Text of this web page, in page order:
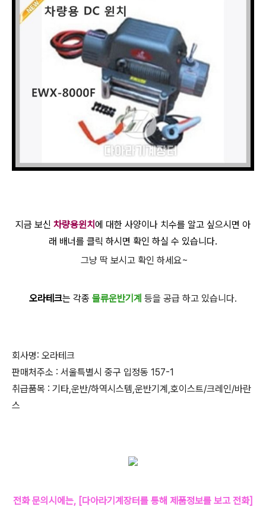
지금 보신 차량용윈치에 대한 사양이나 치수를 알고 싶으시면 아
래 배너를 클릭 하시면 확인 하실 수 있습니다.
그냥 딱 보시고 확인 하세요~
오라테크는 각종 물류운반기계 등을 공급 하고 있습니다.
회사명: 오라테크
판매처주소 : 서울특별시 중구 입정동 157-1
취급품목 : 기타,운반/하역시스템,운반기계,호이스트/크레인/바란
스
전화 문의시에는, [다아라기계장터를 통해 제품정보를 보고 전화]